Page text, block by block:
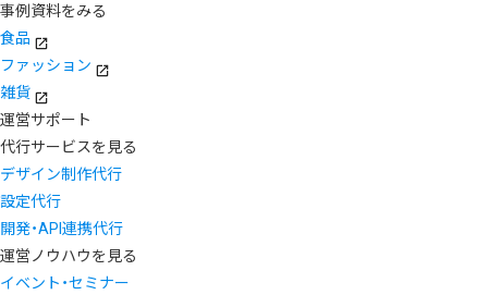
事例資料をみる
食品
ファッション
雑貨
運営サポート
代行サービスを見る
デザイン制作代行
設定代行
開発・API連携代行
運営ノウハウを見る
イベント・セミナー